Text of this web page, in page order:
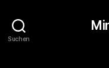
Suchen